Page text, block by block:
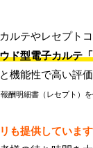
ルテやレセプト
ド型電子カルテ
機能性で高い評価
明細書（レセプト）を
も提供しています